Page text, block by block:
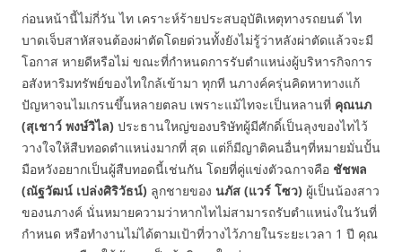
ก่อนหน้านี้ไม่กี่วัน ไท เคราะห์ร้ายประสบอุบัติเหตุทางรถยนต์ ไท
บาดเจ็บสาหัสจนต้องผ่าตัดโดยด่วนทั้งยังไม่รู้ว่าหลังผ่าตัดแล้วจะมี
โอกาส หายดีหรือไม่ ขณะที่กำหนดการรับตำแหน่งผู้บริหารกิจการ
อสังหาริมทรัพย์ของไทใกล้เข้ามา ทุกที นภางค์ครุ่นคิดหาทางแก้
ปัญหาจนไมเกรนขึ้นหลายตลบ เพราะแม้ไทจะเป็นหลานที่ คุณนภ
(สุเชาว์ พงษ์วิไล) ประธานใหญ่ของบริษัทผู้มีศักดิ์เป็นลุงของไทไว้
วางใจให้สืบทอดตำแหน่งมากที่ สุด แต่ก็มีญาติคนอื่นๆที่หมายมั่นปั้น
มือหวังอยากเป็นผู้สืบทอดนี้เช่นกัน โดยที่คู่แข่งตัวฉกาจคือ ชัชพล
(ณัฐวัฒน์ เปล่งศิริวัธน์) ลูกชายของ นภัส (แวร์ โซว) ผู้เป็นน้องสาว
ของนภางค์ นั่นหมายความว่าหากไทไม่สามารถรับตำแหน่งในวันที่
กำหนด หรือทำงานไม่ได้ตามเป้าที่วางไว้ภายในระยะเวลา 1 ปี คุณ